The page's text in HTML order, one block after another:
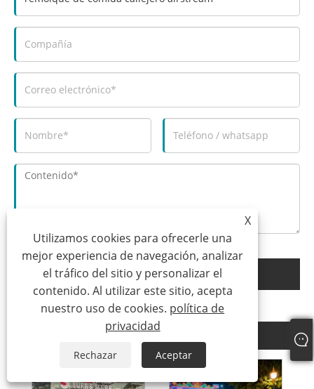
entregar
Productos relacionados
X
Utilizamos cookies para ofrecerle una
mejor experiencia de navegación, analizar
el tráfico del sitio y personalizar el
contenido. Al utilizar este sitio, acepta
nuestro uso de cookies. política de
privacidad
Rechazar Aceptar